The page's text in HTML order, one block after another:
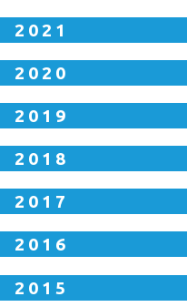
2021
2020
2019
2018
2017
2016
2015